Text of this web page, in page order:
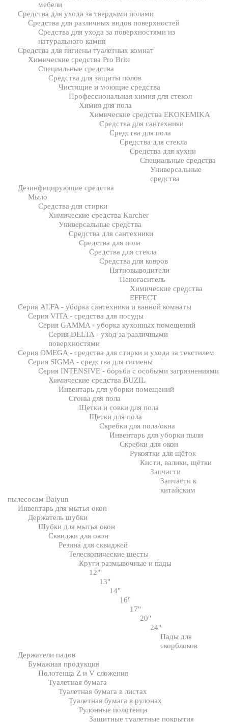
мебели
Средства для ухода за твердыми полами
Средства для различных видов поверхностей
Средства для ухода за поверхностями из
натурального камня
Средства для гигиены туалетных комнат
Химические средства Pro Brite
Специальные средства
Средства для защиты полов
Чистящие и моющие средства
Профессиональная химия для стекол
Химия для пола
Химические средства EKOKEMIKA
Средства для сантехники
Средства для пола
Средства для стекла
Средства для кухни
Специальные средства
Универсальные
средства
Дезинфицирующие средства
Мыло
Средства для стирки
Химические средства Karcher
Универсальные средства
Средства для сантехники
Средства для пола
Средства для стекла
Средства для ковров
Пятновыводители
Пеногаситель
Химические средства
EFFECT
Серия ALFA - уборка сантехники и ванной комнаты
Серия VITA - средства для посуды
Серия GAMMA - уборка кухонных помещений
Серия DELTA - уход за различными
поверхностями
Серия OMEGA - средства для стирки и ухода за текстилем
Серия SIGMA - средства для гигиены
Серия INTENSIVE - борьба с особыми загрязнениями
Химические средства BUZIL
Инвентарь для уборки помещений
Сгоны для пола
Щетки и совки для пола
Щетки для пола
Скребки для пола/окна
Инвентарь для уборки пыли
Скребки для окон
Рукоятки для щёток
Кисти, валики, щётки
Запчасти
Запчасти к
китайским
пылесосам Baiyun
Инвентарь для мытья окон
Держатель шубки
Шубки для мытья окон
Сквиджи для окон
Резина для сквиджей
Телескопические шесты
Круги размывочные и пады
12"
13"
14"
16"
17"
20"
24"
Пады для
скорблоков
Держатели падов
Бумажная продукция
Полотенца Z и V сложения
Туалетная бумага
Туалетная бумага в листах
Туалетная бумага в рулонах
Рулонные полотенца
Защитные туалетные покрытия